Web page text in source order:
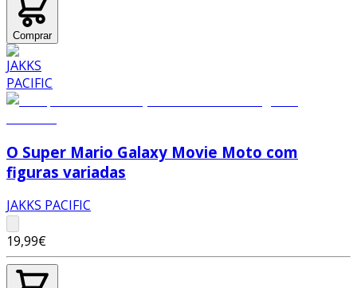
Comprar
O Super Mario Galaxy Movie Moto com
figuras variadas
JAKKS PACIFIC
19,99€